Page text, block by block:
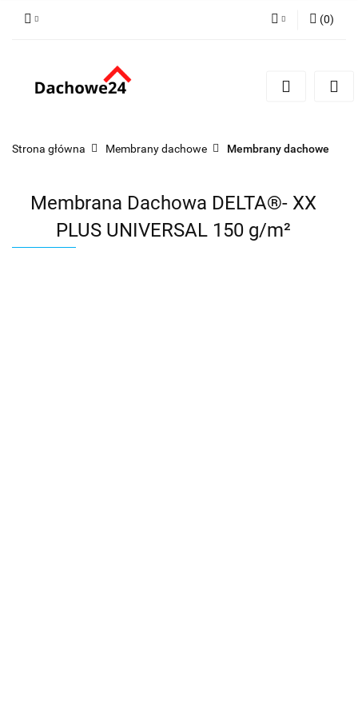
Zarejestruj się
(0)
Strona główna Membrany dachowe Membrany dachowe
Membrana Dachowa DELTA®- XX
PLUS UNIVERSAL 150 g/m²